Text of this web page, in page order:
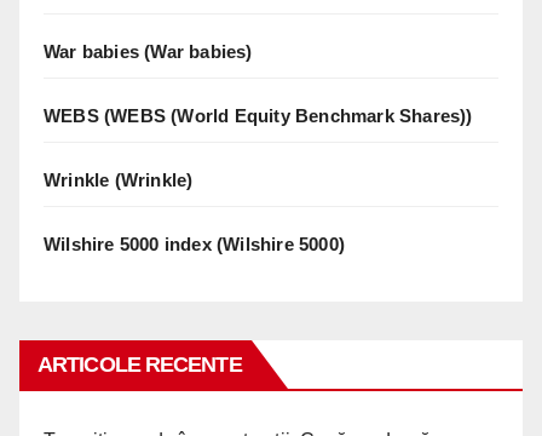
War babies (War babies)
WEBS (WEBS (World Equity Benchmark Shares))
Wrinkle (Wrinkle)
Wilshire 5000 index (Wilshire 5000)
ARTICOLE RECENTE